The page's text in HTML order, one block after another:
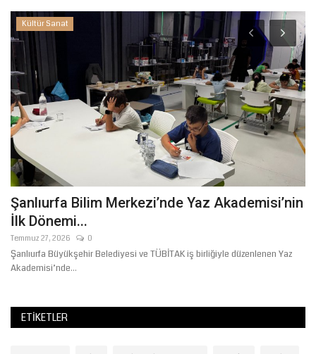
Kültür Sanat
Şanlıurfa Bilim Merkezi’nde Yaz Akademisi’nin
İlk Dönemi...
Temmuz 27, 2026 0
Şanlıurfa Büyükşehir Belediyesi ve TÜBİTAK iş birliğiyle düzenlenen Yaz
Akademisi’nde...
ETIKETLER